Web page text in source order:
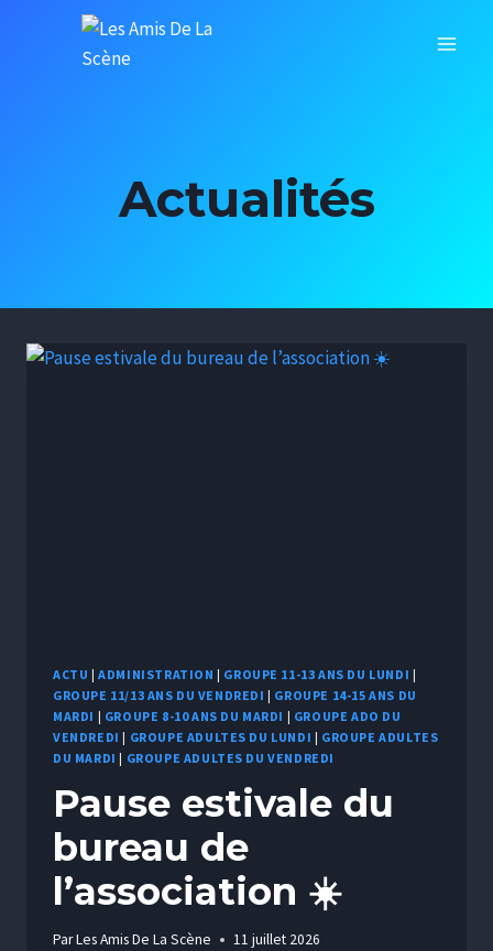
Actualités
ACTU |ADMINISTRATION | GROUPE 11-13 ANS DU LUNDI |
GROUPE 11/13 ANS DU VENDREDI | GROUPE 14-15 ANS DU
MARDI | GROUPE 8-10 ANS DU MARDI | GROUPE ADO DU
VENDREDI | GROUPE ADULTES DU LUNDI | GROUPE ADULTES
DU MARDI | GROUPE ADULTES DU VENDREDI
Pause estivale du
bureau de
l’association ☀️
ParLes Amis De La Scène 11 juillet 2026